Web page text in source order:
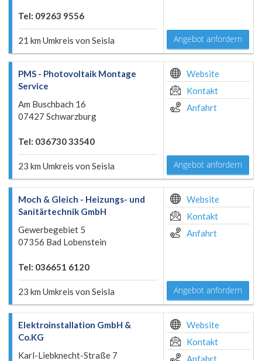
Tel: 09263 9556
21 km Umkreis von Seisla Angebot anfordern
PMS - Photovoltaik Montage
Service
Am Buschbach 16
07427 Schwarzburg
Tel: 036730 33540
23 km Umkreis von Seisla
Website
Kontakt
Anfahrt
Angebot anfordern
Moch & Gleich - Heizungs- und
Sanitärtechnik GmbH
Gewerbegebiet 5
07356 Bad Lobenstein
Tel: 036651 6120
23 km Umkreis von Seisla
Website
Kontakt
Anfahrt
Angebot anfordern
Elektroinstallation GmbH &
Co.KG
Karl-Liebknecht-Straße 7
Website
Kontakt
Anfahrt